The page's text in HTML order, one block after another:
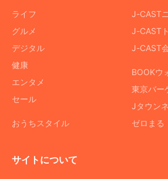
ライフ
グルメ
デジタル
健康
エンタメ
セール
おうちスタイル
J-CAST
J-CAST
J-CAST
BOOKウ
東京バー
Jタウン
ゼロまる
サイトについて